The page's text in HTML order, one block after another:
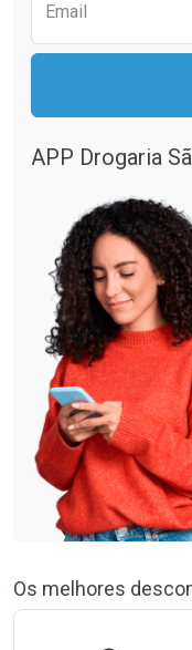
Comprar sem
Por R$ 79,00/cada
Por R$ 79,00/cada
Email
APP Drogaria
Os melhores